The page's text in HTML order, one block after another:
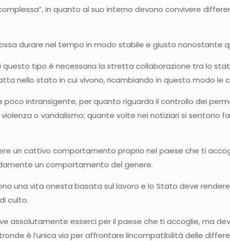
in quanto al suo interno devono convivere
durare nel tempo in modo stabile e giusto nonostante
tipo è necessaria la stretta collaborazione tra lo
nello stato in cui vivono, ricambiando in questo modo le
intransigente, per quanto riguarda il controllo dei
o vandalismo; quante volte nei notiziari si sentono
un cattivo comportamento proprio nel paese che ti
un comportamento del genere.
una vita onesta basata sul lavoro e lo Stato deve
culto.
assolutamente esserci per il paese che ti accoglie, ma
è l’unica via per affrontare lincompatibilità delle